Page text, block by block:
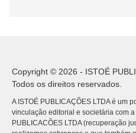
Copyright © 2026 - ISTOÉ
Todos os direitos reservados.
A ISTOÉ PUBLICAÇÕES LTDA é um
vinculação editorial e societária com
PUBLICACÕES LTDA (recuperação